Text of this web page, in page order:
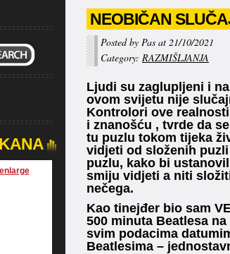
NEOBIČAN
Posted by Pas at 21/10/2021
Category: RAZMIŠLJANJA
Ljudi su zaglupljeni i
ovom svijetu nije
Kontrolori ove
i znanošću , tvrde da
tu puzlu tokom tijeka
vidjeti od složenih
puzlu, kako bi
smiju vidjeti a niti
nečega.
Kao tinejđer bio sam
500 minuta Beatlesa
svim podacima
Beatlesima –
enlarge]